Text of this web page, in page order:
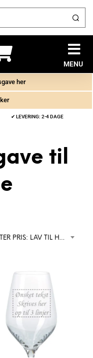
MENU
her
✔ LEVERING: 2-4 DAGE
til